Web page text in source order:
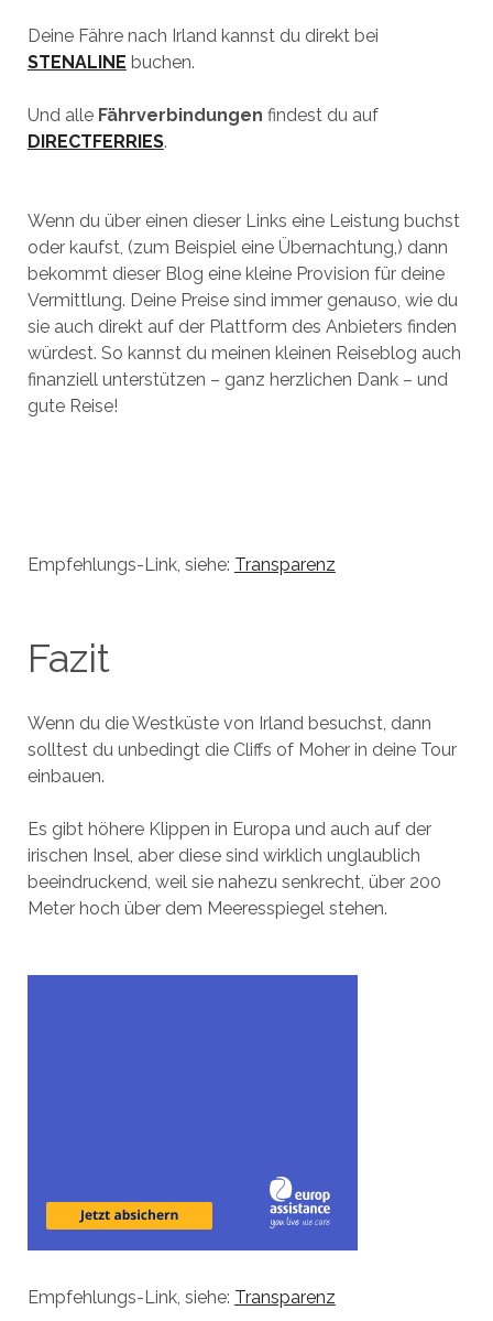
Deine Fähre nach Irland kannst du direkt bei
STENALINE buchen.
Und alle Fährverbindungen findest du auf
DIRECTFERRIES.
Wenn du über einen dieser Links eine Leistung buchst
oder kaufst, (zum Beispiel eine Übernachtung,) dann
bekommt dieser Blog eine kleine Provision für deine
Vermittlung. Deine Preise sind immer genauso, wie du
sie auch direkt auf der Plattform des Anbieters finden
würdest. So kannst du meinen kleinen Reiseblog auch
finanziell unterstützen – ganz herzlichen Dank – und
gute Reise!
Empfehlungs-Link, siehe: Transparenz
Fazit
Wenn du die Westküste von Irland besuchst, dann
solltest du unbedingt die Cliffs of Moher in deine Tour
einbauen.
Es gibt höhere Klippen in Europa und auch auf der
irischen Insel, aber diese sind wirklich unglaublich
beeindruckend, weil sie nahezu senkrecht, über 200
Meter hoch über dem Meeresspiegel stehen.
Empfehlungs-Link, siehe: Transparenz